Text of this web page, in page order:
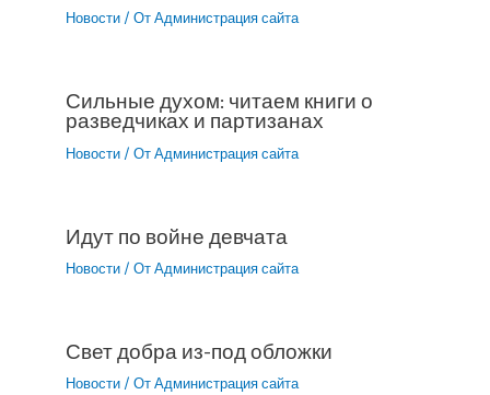
Новости / От Администрация сайта
Сильные духом: читаем книги о
разведчиках и партизанах
Новости / От Администрация сайта
Идут по войне девчата
Новости / От Администрация сайта
Свет добра из-под обложки
Новости / От Администрация сайта